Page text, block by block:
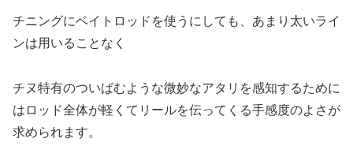
チニングにベイトロッドを使うにしても、あまり太いライ
ンは用いることなく
チヌ特有のついばむような微妙なアタリを感知するために
はロッド全体が軽くてリールを伝ってくる手感度のよさが
求められます。